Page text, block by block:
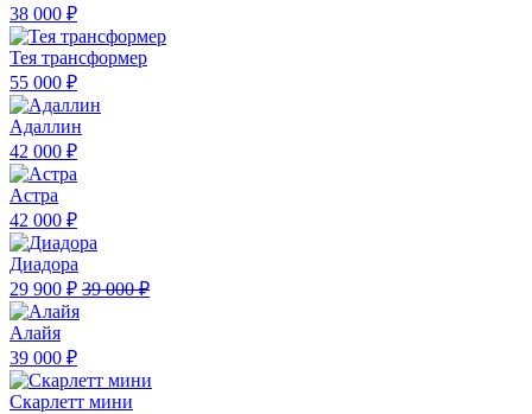
38 000 ₽
Тея трансформер
55 000 ₽
Адаллин
42 000 ₽
Астра
42 000 ₽
Диадора
29 900 ₽ 39 000 ₽
Алайя
39 000 ₽
Скарлетт мини